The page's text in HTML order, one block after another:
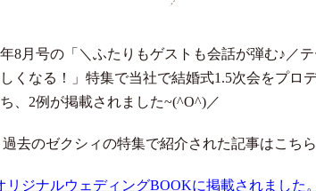
8月号の「＼ふたりもゲストも会話が弾む♪／
くなる！」特集で当社で結婚式1.5次会をプロ
、2例が掲載されました~(^O^)／
過去のゼクシィの特集で紹介された記事はこちら
ジナルウェディングBOOKに掲載されました。